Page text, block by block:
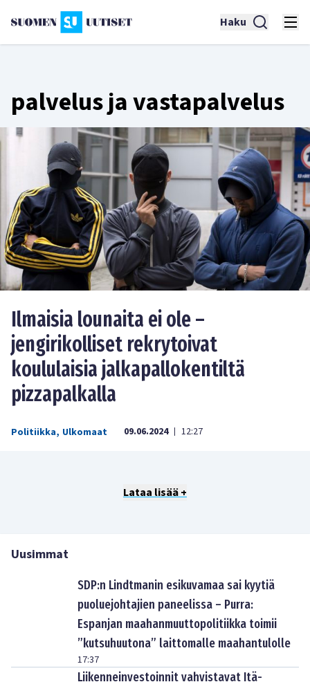
Haku
palvelus ja vastapalvelus
Ilmaisia lounaita ei ole –
jengirikolliset rekrytoivat
koululaisia jalkapallokentiltä
pizzapalkalla
Politiikka, Ulkomaat 09.06.2024 | 12:27
Lataa lisää +
Uusimmat
SDP:n Lindtmanin esikuvamaa sai kyytiä
puoluejohtajien paneelissa – Purra:
Espanjan maahanmuuttopolitiikka toimii
”kutsuhuutona” laittomalle maahantulolle
17:37
Liikenneinvestoinnit vahvistavat Itä-